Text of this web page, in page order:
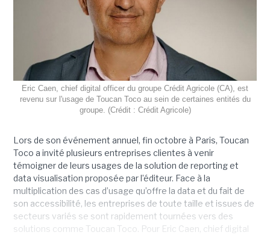
Eric Caen, chief digital officer du groupe Crédit Agricole (CA), est
revenu sur l'usage de Toucan Toco au sein de certaines entités du
groupe. (Crédit : Crédit Agricole)
Lors de son événement annuel, fin octobre à Paris, Toucan
Toco a invité plusieurs entreprises clientes à venir
témoigner de leurs usages de la solution de reporting et
data visualisation proposée par l’éditeur. Face à la
multiplication des cas d’usage qu’offre la data et du fait de
son accessibilité, les entreprises de toute taille et issues de
secteurs variés se sont rapidement tournées vers des
solutions comme Toucan Toco. Pour Eric Caen, chief digital